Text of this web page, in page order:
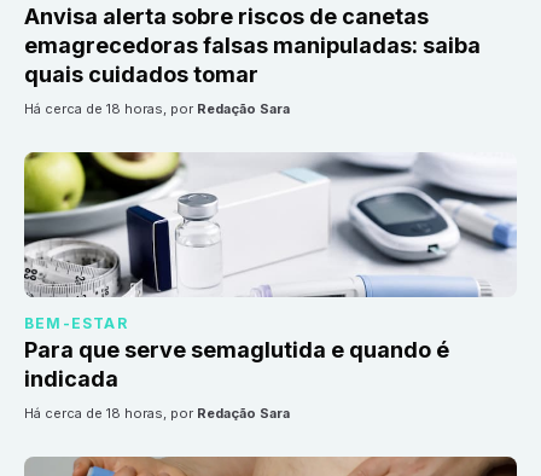
Anvisa alerta sobre riscos de canetas
emagrecedoras falsas manipuladas: saiba
quais cuidados tomar
há cerca de 18 horas, por Redação Sara
BEM-ESTAR
Para que serve semaglutida e quando é
indicada
há cerca de 18 horas, por Redação Sara